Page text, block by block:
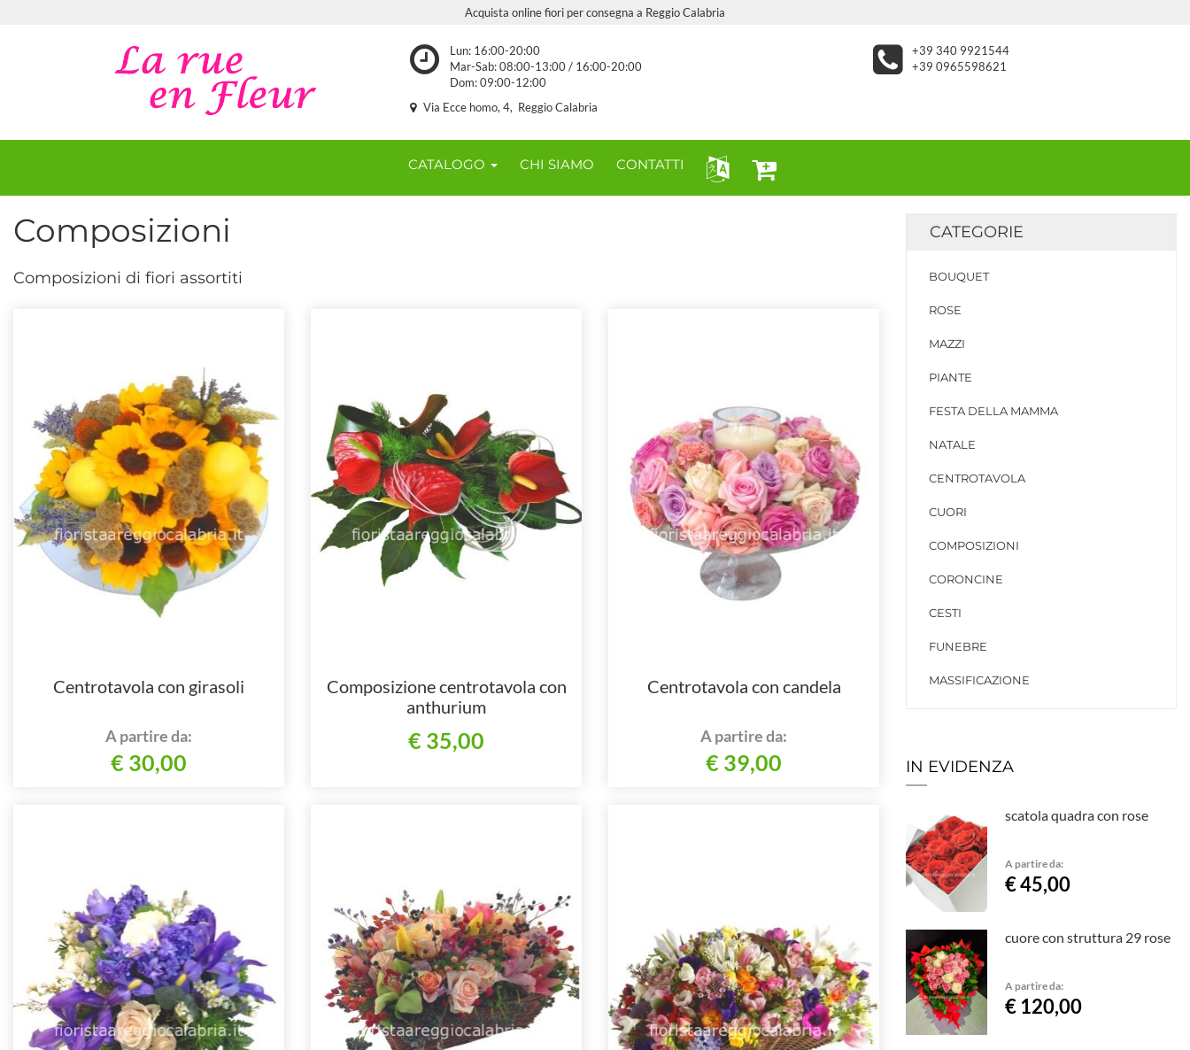
Acquista online fiori per consegna a Reggio Calabria
Lun: 16:00-20:00
Mar-Sab: 08:00-13:00 / 16:00-20:00
Dom: 09:00-12:00
+39 340 9921544
+39 0965598621
Via Ecce homo, 4, Reggio Calabria
CATALOGO CHI SIAMO CONTATTI
Composizioni
Composizioni di fiori assortiti
Centrotavola con girasoli
A partire da:
€ 30,00
Composizione centrotavola con
anthurium
€ 35,00
Centrotavola con candela
A partire da:
€ 39,00
CATEGORIE
BOUQUET
ROSE
MAZZI
PIANTE
FESTA DELLA MAMMA
NATALE
CENTROTAVOLA
CUORI
COMPOSIZIONI
CORONCINE
CESTI
FUNEBRE
MASSIFICAZIONE
IN EVIDENZA
scatola quadra con rose
A partire da:
€ 45,00
cuore con struttura 29 rose
A partire da:
€ 120,00